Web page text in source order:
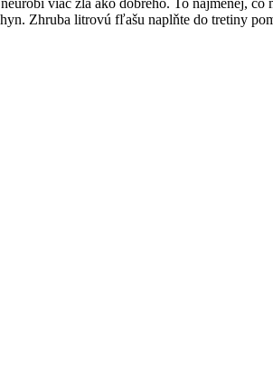
Zhruba litrovú fľašu naplňte do tretiny